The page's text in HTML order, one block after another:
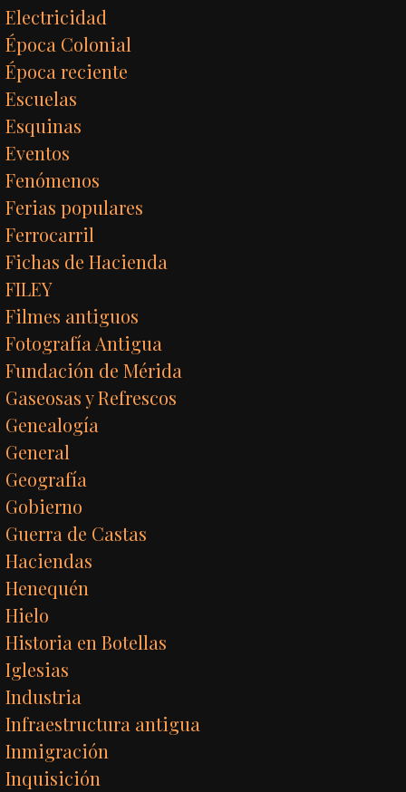
Electricidad
Época Colonial
Época reciente
Escuelas
Esquinas
Eventos
Fenómenos
Ferias populares
Ferrocarril
Fichas de Hacienda
FILEY
Filmes antiguos
Fotografía Antigua
Fundación de Mérida
Gaseosas y Refrescos
Genealogía
General
Geografía
Gobierno
Guerra de Castas
Haciendas
Henequén
Hielo
Historia en Botellas
Iglesias
Industria
Infraestructura antigua
Inmigración
Inquisición